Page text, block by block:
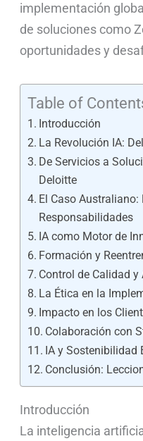
implementación
de soluciones como
oportunidades y
Table of
Introducción
La Revolución IA:
De Servicios a
Deloitte
El Caso Australiano:
Responsabilidades
IA como Motor de
Formación y
Control de Calidad y
La Ética en la
Impacto en los
Colaboración con
IA y Sostenibilidad
Conclusión:
Introducción
La inteligencia